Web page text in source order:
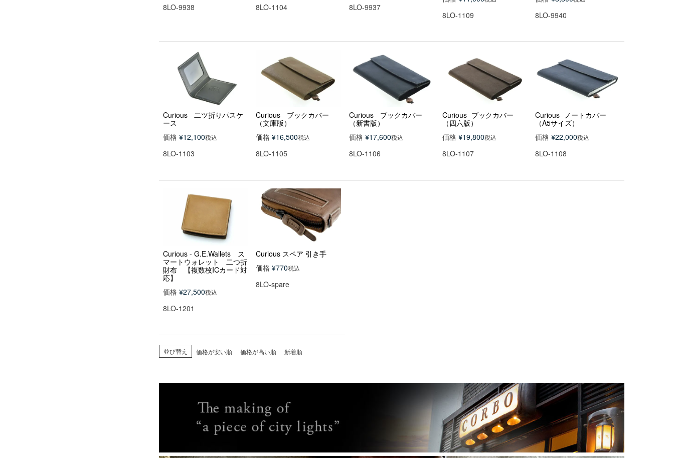
8LO-9938 8LO-1104 8LO-9937
8LO-1109 8LO-9940
Curious - 二ツ折りパスケ
ース
価格 ¥12,100税込
8LO-1103
Curious - ブックカバー
（文庫版）
価格 ¥16,500税込
8LO-1105
Curious - ブックカバー
（新書版）
価格 ¥17,600税込
8LO-1106
Curious- ブックカバー
（四六版）
価格 ¥19,800税込
8LO-1107
Curious- ノートカバー
（A5サイズ）
価格 ¥22,000税込
8LO-1108
Curious - G.E.Wallets ス
マートウォレット 二つ折
財布 【複数枚ICカード対
応】
価格 ¥27,500税込
8LO-1201
Curious スペア 引き手
価格 ¥770税込
8LO-spare
並び替え 価格が安い順 価格が高い順 新着順